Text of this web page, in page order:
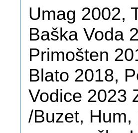
Umag 2002,
Baška Voda
Primošten
Blato 2018,
Vodice 2023
/Buzet,